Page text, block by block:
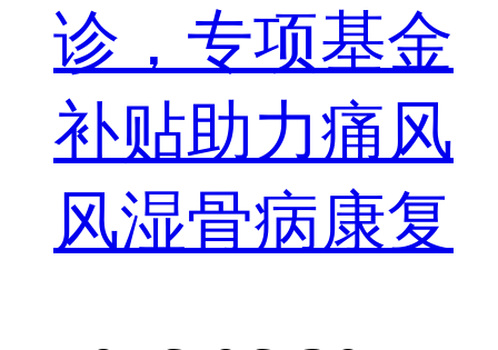
诊，专项基金
补贴助力痛风
风湿骨病康复